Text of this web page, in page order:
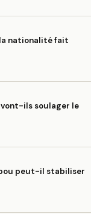
nationalité fait
vont-ils soulager le
peut-il stabiliser